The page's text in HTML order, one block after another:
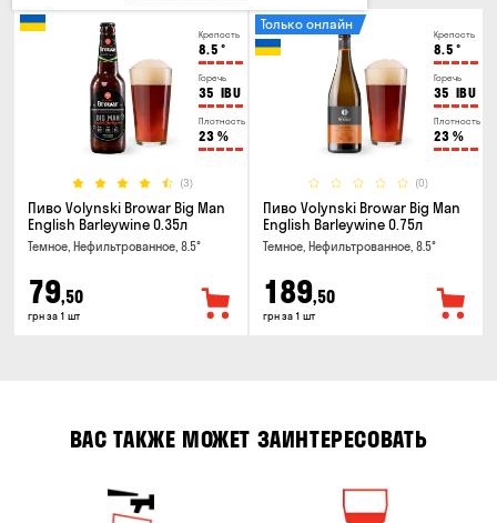
Крепость
8.5 °
Горечь
35 IBU
Плотность
23 %
(3)
Пиво Volynski Browar Big Man
English Barleywine 0.35л
Темное, Нефильтрованное, 8.5°
79,50
грн за 1 шт
Крепость
8.5 °
Горечь
35 IBU
Плотность
23 %
(0)
Только онлайн
Пиво Volynski Browar Big Man
English Barleywine 0.75л
Темное, Нефильтрованное, 8.5°
189,50
грн за 1 шт
ВАС ТАКЖЕ МОЖЕТ ЗАИНТЕРЕСОВАТЬ